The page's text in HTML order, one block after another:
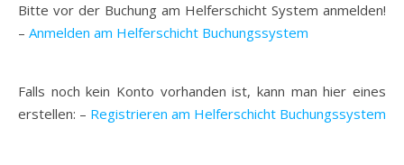
Bitte vor der Buchung am Helferschicht System anmelden!
– Anmelden am Helferschicht Buchungssystem
Falls noch kein Konto vorhanden ist, kann man hier eines
erstellen: – Registrieren am Helferschicht Buchungssystem